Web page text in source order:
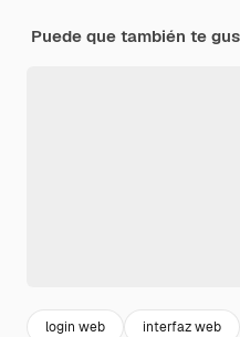
Puede que también te
login web interfaz web